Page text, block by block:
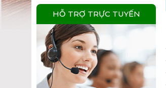
HỖ TRỢ TRỰC TUYẾN